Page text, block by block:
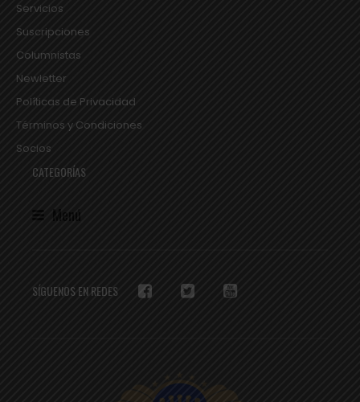
Servicios
Suscripciones
Columnistas
Newletter
Políticas de Privacidad
Términos y Condiciones
Socios
CATEGORÍAS
Menú
SÍGUENOS EN REDES